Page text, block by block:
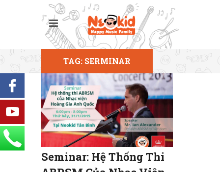
TAG: SERMINAR
Seminar: Hệ Thống Thi